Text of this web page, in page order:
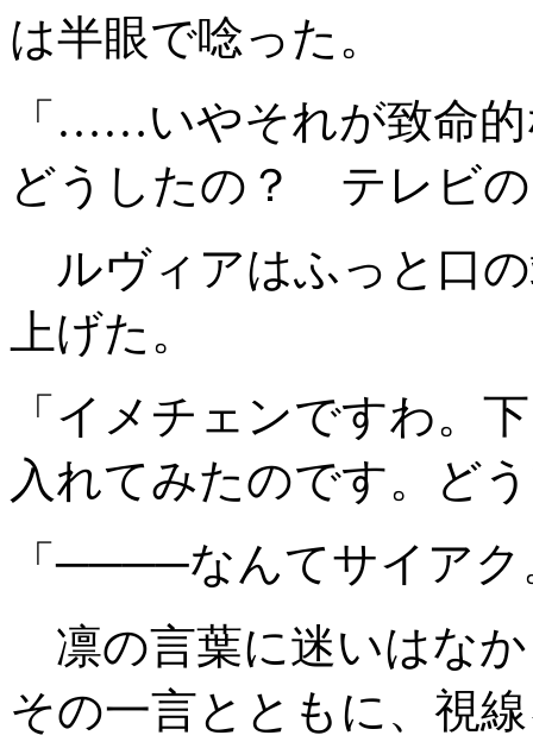
は半眼で唸った。
「……いやそれが致命
どうしたの？ テレビ
ルヴィアはふっと口
上げた。
「イメチェンですわ。
入れてみたのです。ど
「────なんてサイア
凛の言葉に迷いはな
その一言とともに、視